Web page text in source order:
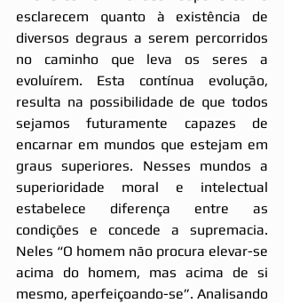
esclarecem quanto à existência de
diversos degraus a serem percorridos
no caminho que leva os seres a
evoluírem. Esta contínua evolução,
resulta na possibilidade de que todos
sejamos futuramente capazes de
encarnar em mundos que estejam em
graus superiores. Nesses mundos a
superioridade moral e intelectual
estabelece diferença entre as
condições e concede a supremacia.
Neles “O homem não procura elevar-se
acima do homem, mas acima de si
mesmo, aperfeiçoando-se”. Analisando